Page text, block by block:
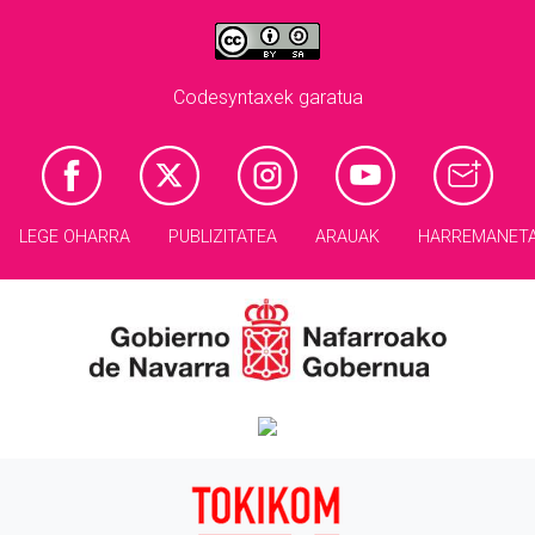
Codesyntaxek garatua
LEGE OHARRA PUBLIZITATEA ARAUAK